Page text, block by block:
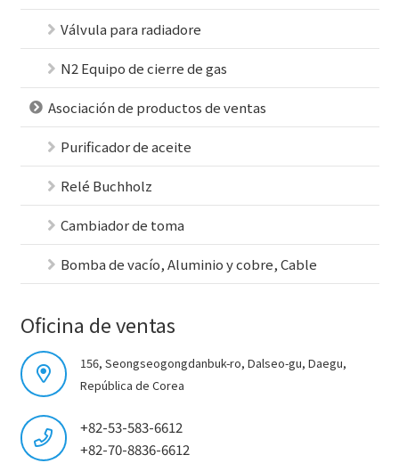
Válvula para radiadore
N2 Equipo de cierre de gas
Asociación de productos de ventas
Purificador de aceite
Relé Buchholz
Cambiador de toma
Bomba de vacío, Aluminio y cobre, Cable
Oficina de ventas
156, Seongseogongdanbuk-ro, Dalseo-gu, Daegu,
República de Corea
+82-53-583-6612
+82-70-8836-6612